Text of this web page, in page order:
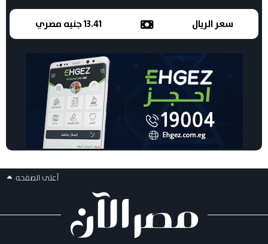
سعر الريال 13.41 جنيه مصري
أعلى الصفحه